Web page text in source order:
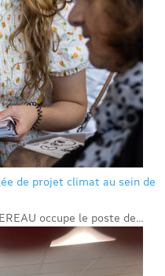
de projet climat au sein de
occupe le poste de...